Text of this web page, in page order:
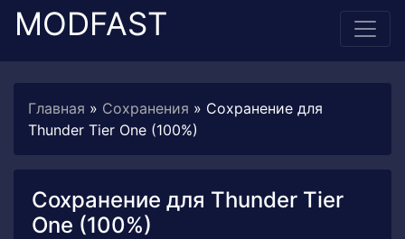
MODFAST
Главная » Сохранения » Сохранение для
Thunder Tier One (100%)
Сохранение для Thunder Tier
One (100%)